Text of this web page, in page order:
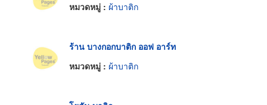
หมวดหมู่ : ผ้าบาติก
ร้าน บางกอกบาติก ออฟ อาร์ท
หมวดหมู่ : ผ้าบาติก